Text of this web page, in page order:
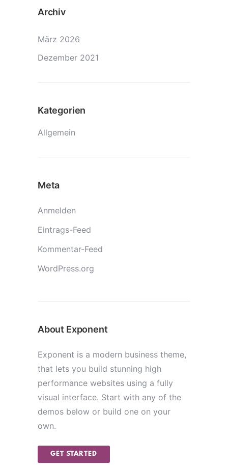
Archiv
März 2026
Dezember 2021
Kategorien
Allgemein
Meta
Anmelden
Eintrags-Feed
Kommentar-Feed
WordPress.org
About Exponent
Exponent is a modern business theme,
that lets you build stunning high
performance websites using a fully
visual interface. Start with any of the
demos below or build one on your
own.
GET STARTED